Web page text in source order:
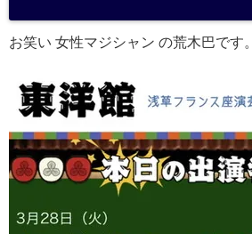
お笑い 女性マジシャン の荒木巴です。